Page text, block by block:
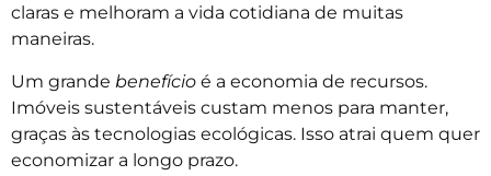
claras e melhoram a vida cotidiana de muitas
maneiras.
Um grande benefício é a economia de recursos.
Imóveis sustentáveis custam menos para manter,
graças às tecnologias ecológicas. Isso atrai quem quer
economizar a longo prazo.